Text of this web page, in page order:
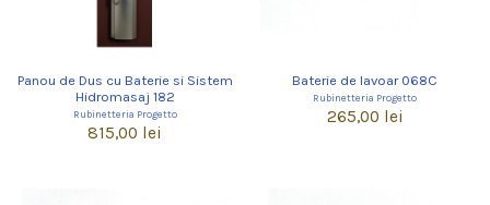
Panou de Dus cu Baterie si Sistem
Hidromasaj 182
Rubinetteria Progetto
815,00 lei
Baterie de lavoar 068C
Rubinetteria Progetto
265,00 lei